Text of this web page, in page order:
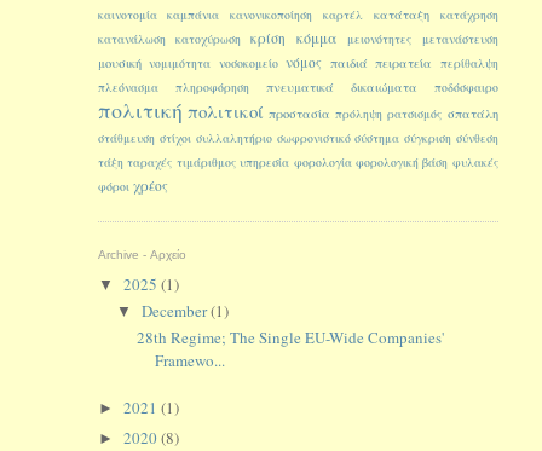
καινοτομία
καμπάνια κανονικοποίηση καρτέλ κατάταξη
κατάχρηση
κατανάλωση
κατοχύρωση κρίση κόμμα μειονότητες μετανάστευση
μουσική νομιμότητα νοσοκομείο νόμος παιδιά πειρατεία
περίθαλψη
πλεόνασμα
πληροφόρηση πνευματικά δικαιώματα ποδόσφαιρο
πολιτική πολιτικοί προστασία πρόληψη ρατσισμός σπατάλη
στάθμευση στίχοι συλλαλητήριο σωφρονιστικό σύστημα σύγκριση σύνθεση
τάξη ταραχές τιμάριθμος υπηρεσία φορολογία φορολογική βάση φυλακές
φόροι χρέος
Archive - Αρχείο
▼ 2025 (1)
▼December(1)
28th Regime; The Single EU-Wide Companies'
Framewo...
► 2021 (1)
► 2020(8)